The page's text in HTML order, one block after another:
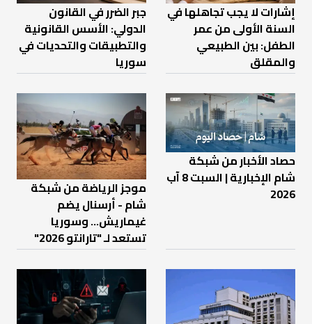
إشارات لا يجب تجاهلها في
السنة الأولى من عمر
الطفل: بين الطبيعي
والمقلق
جبر الضرر في القانون
الدولي: الأسس القانونية
والتطبيقات والتحديات في
سوريا
حصاد الأخبار من شبكة
شام الإخبارية | السبت 8 آب
2026
موجز الرياضة من شبكة
شام - أرسنال يضم
غيماريش... وسوريا
تستعد لـ "تارانتو 2026"